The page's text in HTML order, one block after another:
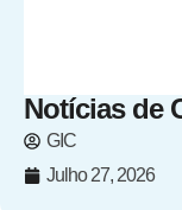
Notícias de
GIC
Julho 27, 2026